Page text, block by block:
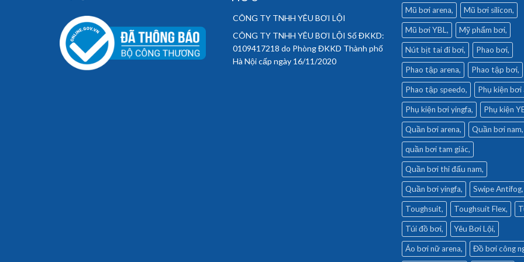
CÔNG TY TNHH YÊU BƠI LỘI
CÔNG TY TNHH YÊU BƠI LỘI Số ĐKKD:
0109417218 do Phòng ĐKKD Thành phố
Hà Nội cấp ngày 16/11/2020
Mũ bơi arena Mũ bơi silicon
Mũ bơi YBL Mỹ phẩm bơi
Nút bịt tai đi bơi Phao bơi
Phao tập arena Phao tập bơi
Phao tập speedo Phụ kiện bơi
Phụ kiện bơi yingfa Phụ kiện
Quần bơi arena Quần bơi nam
quần bơi tam giác
Quần bơi thi đấu nam
Quần bơi yingfa Swipe Antifog
Toughsuit Toughsuit Flex
Túi đồ bơi Yêu Bơi Lội
Áo bơi nữ arena Đồ bơi công